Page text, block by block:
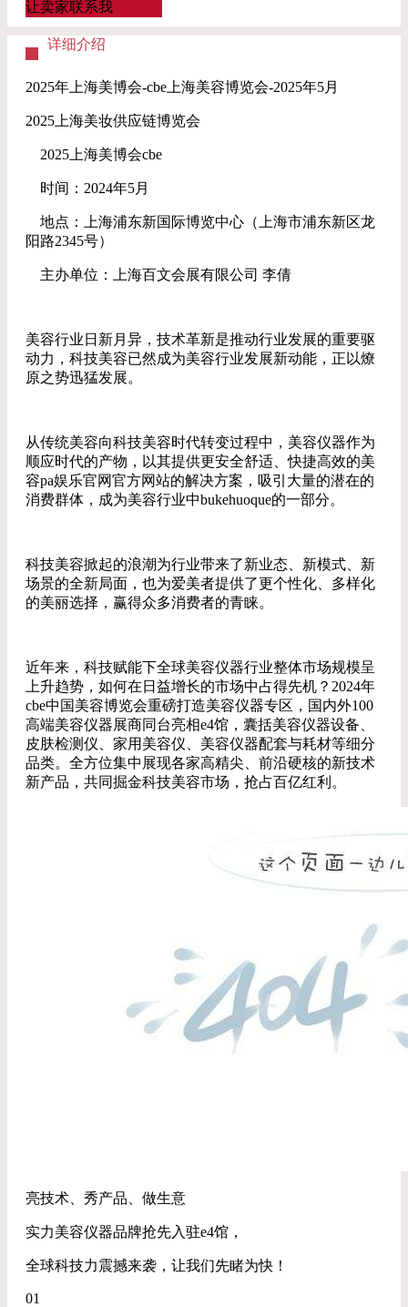
让卖家联系我
详细介绍
2025年上海美博会-cbe上海美容博览会-2025年5月
2025上海美妆供应链博览会
2025上海美博会cbe
时间：2024年5月
地点：上海浦东新国际博览中心（上海市浦东新区龙
阳路2345号）
主办单位：上海百文会展有限公司 李倩
美容行业日新月异，技术革新是推动行业发展的重要驱
动力，科技美容已然成为美容行业发展新动能，正以燎
原之势迅猛发展。
从传统美容向科技美容时代转变过程中，美容仪器作为
顺应时代的产物，以其提供更安全舒适、快捷高效的美
容pa娱乐官网官方网站的解决方案，吸引大量的潜在的
消费群体，成为美容行业中bukehuoque的一部分。
科技美容掀起的浪潮为行业带来了新业态、新模式、新
场景的全新局面，也为爱美者提供了更个性化、多样化
的美丽选择，赢得众多消费者的青睐。
近年来，科技赋能下全球美容仪器行业整体市场规模呈
上升趋势，如何在日益增长的市场中占得先机？2024年
cbe中国美容博览会重磅打造美容仪器专区，国内外100
高端美容仪器展商同台亮相e4馆，囊括美容仪器设备、
皮肤检测仪、家用美容仪、美容仪器配套与耗材等细分
品类。全方位集中展现各家高精尖、前沿硬核的新技术
新产品，共同掘金科技美容市场，抢占百亿红利。
亮技术、秀产品、做生意
实力美容仪器品牌抢先入驻e4馆，
全球科技力震撼来袭，让我们先睹为快！
01